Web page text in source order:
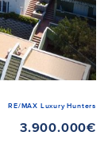
RE/MAX Luxury Hunters
3.900.000€